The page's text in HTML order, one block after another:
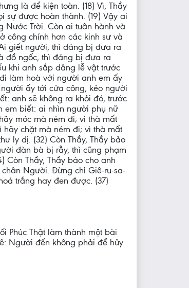
là để kiện toàn. (18) Vì, Thầy
sự được hoàn thành. (19) Vậy ai
Nước Trời. Còn ai tuân hành và
công chính hơn các kinh sư và
giết người, thì đáng bị đưa ra
đồ ngốc, thì đáng bị đưa ra
khi anh sắp dâng lễ vật trước
làm hoà với người anh em ấy
ấy tới cửa công, kẻo người
anh sẽ không ra khỏi đó, trước
em biết: ai nhìn người phụ nữ
móc mà ném đi; vì thà mất
hãy chặt mà ném đi; vì thà mất
ly dị. (32) Còn Thầy, Thầy bảo
đàn bà bị rẫy, thì cũng phạm
Còn Thầy, Thầy bảo cho anh
Người. Đừng chỉ Giê-ru-sa-
trắng hay đen được. (37)
Phúc Thật làm thành một bài
Người đến không phải để hủy